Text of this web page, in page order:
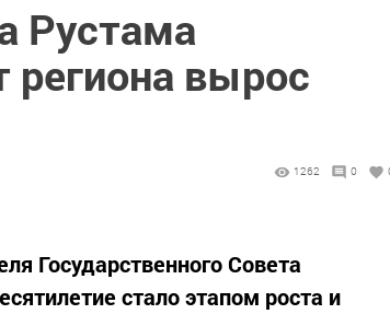
Рустама
вырос
1262 0
Государственного Совета
стало этапом роста и